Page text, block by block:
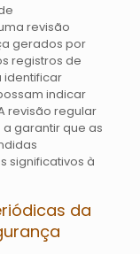
revisão
gerados por
registros de
identificar
indicar
revisão regular
garantir que as
significativos à
da